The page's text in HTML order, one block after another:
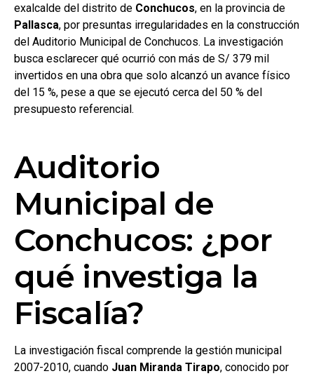
exalcalde del distrito de Conchucos, en la provincia de
Pallasca, por presuntas irregularidades en la construcción
del Auditorio Municipal de Conchucos. La investigación
busca esclarecer qué ocurrió con más de S/ 379 mil
invertidos en una obra que solo alcanzó un avance físico
del 15 %, pese a que se ejecutó cerca del 50 % del
presupuesto referencial.
Auditorio
Municipal de
Conchucos: ¿por
qué investiga la
Fiscalía?
La investigación fiscal comprende la gestión municipal
2007-2010, cuando Juan Miranda Tirapo, conocido por